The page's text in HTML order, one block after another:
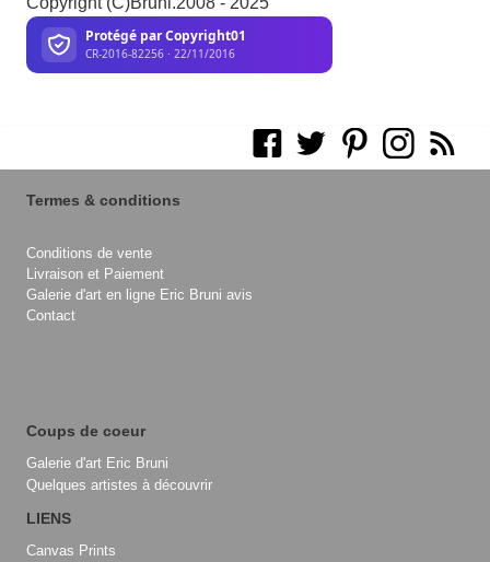
Termes & conditions
Conditions de vente
Livraison et Paiement
Galerie d'art en ligne Eric Bruni avis
Contact
Coups de coeur
Galerie d'art Eric Bruni
Quelques artistes à découvrir
LIENS
Canvas Prints